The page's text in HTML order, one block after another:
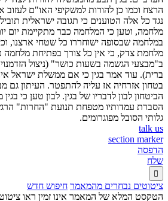
הרצח וכמו כן להורות למשקיפי האו"ם לעזוב
נגד כל אלה הטוענים כי תגובה ישראלית
מלחמה, וטען כי המלחמה כבר מתקיימת יום
במלחמה שבסופה ישוחררו כל שטחי ארצנו,
מלחמת צדק, כי אין כל צורך בפתיחת מלחמה
ב"מבצעי הגשמה בשעות כושר" (ניצול
ברית). עוד אמר בגין כי אם ממשלת ישראל
בטחון אזרחיה אז עליה להתפטר. העיתון גם
הביטחון לבון לדבריו של בגין. לבון טען כי בגין
הסברת עמדותיו מטפחת תנועת "החרות"
גלותי הסובל מפוגרומים.
talk us
section marker
הדפסה
שלח

ציטוטים נבחרים מהמאמר חיפוש חדש
הטקסט המלא של המאמר אינו זמין ראו